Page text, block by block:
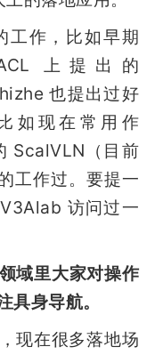
工作，比如早期
上提出的
也提出过好
如现在常用作
ScalVLN（目前
工作过。要提一
访问过一
域里大家对操作
具身导航。
现在很多落地场